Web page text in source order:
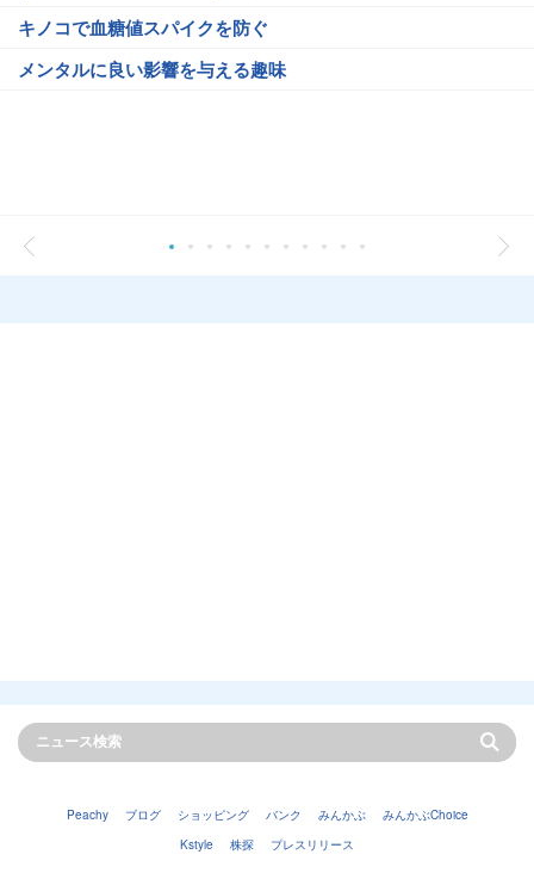
キノコで血糖値スパイクを防ぐ
メンタルに良い影響を与える趣味
Peachy ブログ ショッピング バンク みんかぶ
みんかぶChoice
Kstyle
株探 プレスリリース